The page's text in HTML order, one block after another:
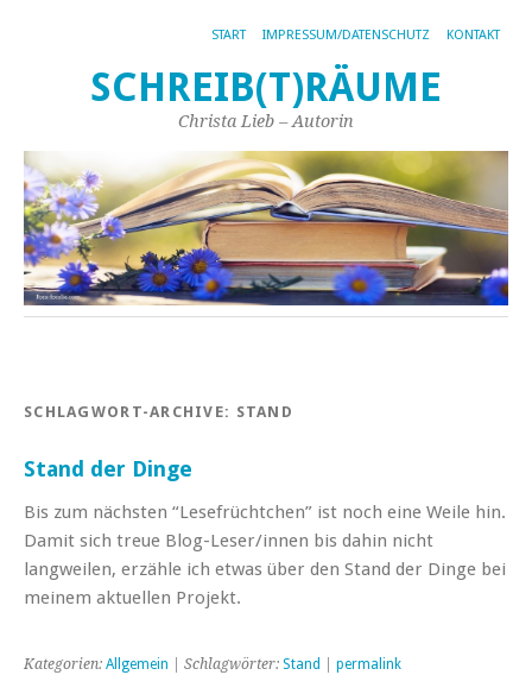
START IMPRESSUM/DATENSCHUTZ KONTAKT
SCHREIB(T)RÄUME
Christa Lieb – Autorin
SCHLAGWORT-ARCHIVE: STAND
Stand der Dinge
Bis zum nächsten “Lesefrüchtchen” ist noch eine Weile hin.
Damit sich treue Blog-Leser/innen bis dahin nicht
langweilen, erzähle ich etwas über den Stand der Dinge bei
meinem aktuellen Projekt.
Kategorien: Allgemein | Schlagwörter: Stand permalink